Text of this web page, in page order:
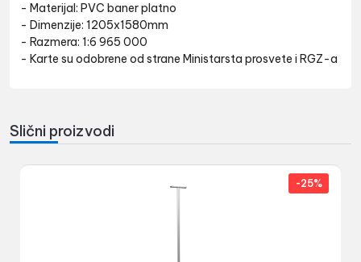
- Materijal: PVC baner platno
- Dimenzije: 1205x1580mm
- Razmera: 1:6 965 000
- Karte su odobrene od strane Ministarsta prosvete i RGZ-a
Slični proizvodi
-25%